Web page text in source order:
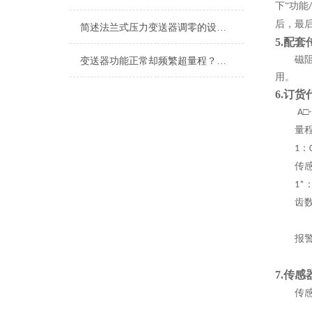
简述法兰式压力变送器调零的设置方法
变送器功能正常却频繁超量程？电机现场振动问题深度排查指南
下“功能/
后，最
5.配套
磁
用。
6.订货
A□
量
1 ：
传
1*
齿
报
7.传感
传